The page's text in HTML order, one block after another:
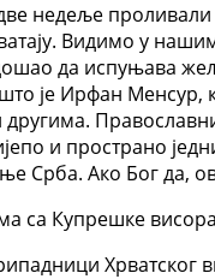
недеље
Видимо у
да испуњава
је Ирфан Менсур,
и пространо
Срба. Ако Бог да,
са Купрешке
Хрватског